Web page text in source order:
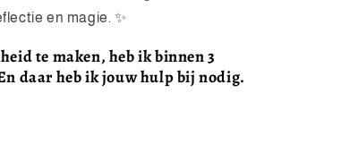
en magie. ✨
te maken, heb ik binnen 3
daar heb ik jouw hulp bij nodig.